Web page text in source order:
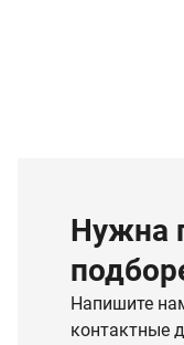
Нужна
Напишите
контактные